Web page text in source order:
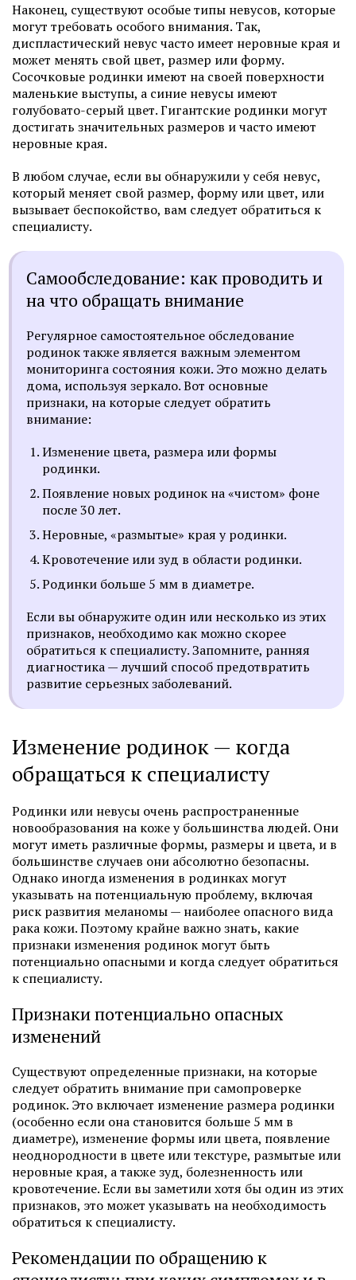
Наконец, существуют особые типы невусов, которые
могут требовать особого внимания. Так,
диспластический невус часто имеет неровные края и
может менять свой цвет, размер или форму.
Сосочковые родинки имеют на своей поверхности
маленькие выступы, а синие невусы имеют
голубовато-серый цвет. Гигантские родинки могут
достигать значительных размеров и часто имеют
неровные края.
В любом случае, если вы обнаружили у себя невус,
который меняет свой размер, форму или цвет, или
вызывает беспокойство, вам следует обратиться к
специалисту.
Самообследование: как проводить и
на что обращать внимание
Регулярное самостоятельное обследование
родинок также является важным элементом
мониторинга состояния кожи. Это можно делать
дома, используя зеркало. Вот основные
признаки, на которые следует обратить
внимание:
Изменение цвета, размера или формы
родинки.
Появление новых родинок на «чистом» фоне
после 30 лет.
Неровные, «размытые» края у родинки.
Кровотечение или зуд в области родинки.
Родинки больше 5 мм в диаметре.
Если вы обнаружите один или несколько из этих
признаков, необходимо как можно скорее
обратиться к специалисту. Запомните, ранняя
диагностика — лучший способ предотвратить
развитие серьезных заболеваний.
Изменение родинок — когда
обращаться к специалисту
Родинки или невусы очень распространенные
новообразования на коже у большинства людей. Они
могут иметь различные формы, размеры и цвета, и в
большинстве случаев они абсолютно безопасны.
Однако иногда изменения в родинках могут
указывать на потенциальную проблему, включая
риск развития меланомы — наиболее опасного вида
рака кожи. Поэтому крайне важно знать, какие
признаки изменения родинок могут быть
потенциально опасными и когда следует обратиться
к специалисту.
Признаки потенциально опасных
изменений
Существуют определенные признаки, на которые
следует обратить внимание при самопроверке
родинок. Это включает изменение размера родинки
(особенно если она становится больше 5 мм в
диаметре), изменение формы или цвета, появление
неоднородности в цвете или текстуре, размытые или
неровные края, а также зуд, болезненность или
кровотечение. Если вы заметили хотя бы один из этих
признаков, это может указывать на необходимость
обратиться к специалисту.
Рекомендации по обращению к